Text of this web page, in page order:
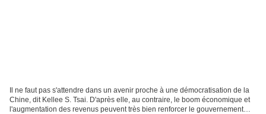
Il ne faut pas s'attendre dans un avenir proche à une démocratisation de la
Chine, dit Kellee S. Tsai. D'après elle, au contraire, le boom économique et
l'augmentation des revenus peuvent très bien renforcer le gouvernement